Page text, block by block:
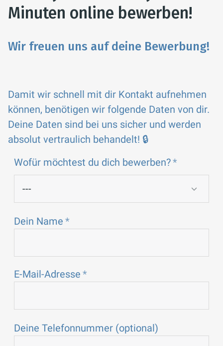
Minuten online bewerben!
Wir freuen uns auf deine Bewerbung!
Damit wir schnell mit dir Kontakt aufnehmen
können, benötigen wir folgende Daten von dir.
Deine Daten sind bei uns sicher und werden
absolut vertraulich behandelt! 🔒
Wofür möchtest du dich bewerben?
Dein Name
E-Mail-Adresse
Deine Telefonnummer (optional)